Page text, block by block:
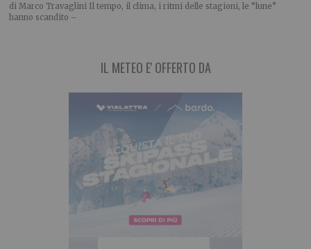
di Marco Travaglini Il tempo, il clima, i ritmi delle stagioni, le “lune”
hanno scandito –
IL METEO E' OFFERTO DA